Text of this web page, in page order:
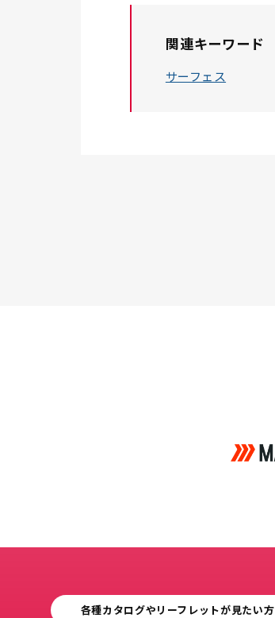
関連キーワード
サーフェス
各種カタログやリーフレットが見たい方